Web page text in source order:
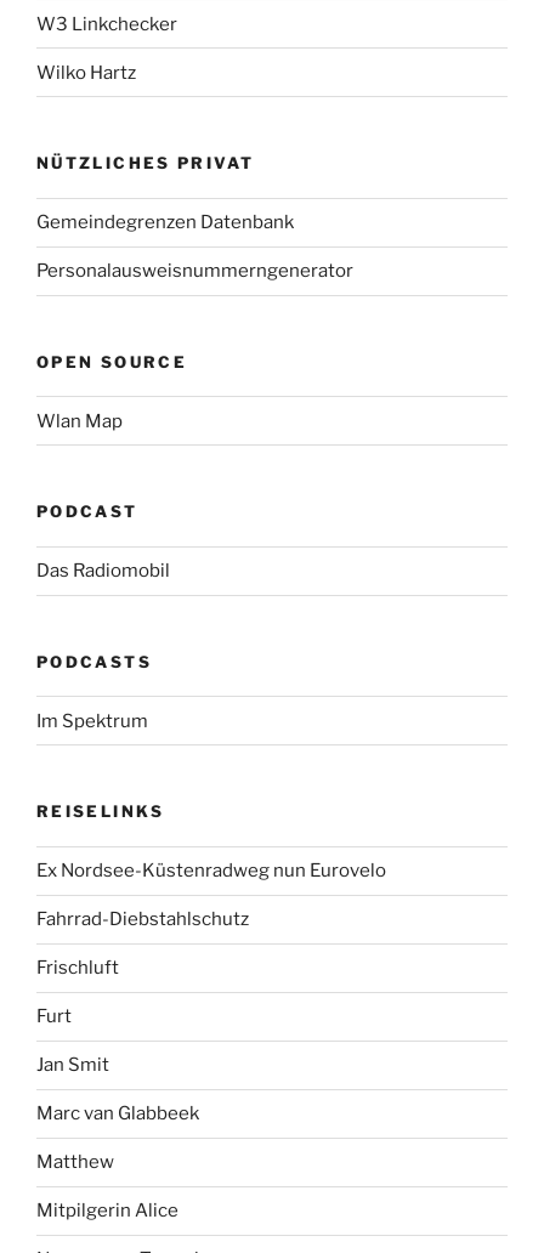
W3 Linkchecker
Wilko Hartz
NÜTZLICHES PRIVAT
Gemeindegrenzen Datenbank
Personalausweisnummerngenerator
OPEN SOURCE
Wlan Map
PODCAST
Das Radiomobil
PODCASTS
Im Spektrum
REISELINKS
Ex Nordsee-Küstenradweg nun Eurovelo
Fahrrad-Diebstahlschutz
Frischluft
Furt
Jan Smit
Marc van Glabbeek
Matthew
Mitpilgerin Alice